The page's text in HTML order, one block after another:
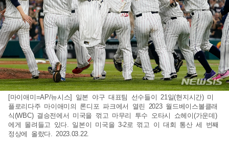
[마이애미=AP/뉴시스] 일본 야구 대표팀 선수들이 21일(현지시간) 미
플로리다주 마이애미의 론디포 파크에서 열린 2023 월드베이스볼클래
식(WBC) 결승전에서 미국을 꺾고 마무리 투수 오타시 쇼헤이(가운데)
에게 몰려들고 있다. 일본이 미국을 3-2로 꺾고 이 대회 통산 세 번째
정상에 올랐다. 2023.03.22.